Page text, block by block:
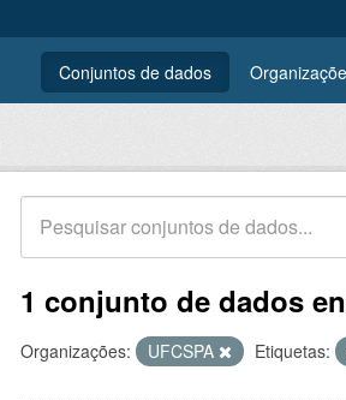
Conjuntos de dados
1 conjunto de dados
Organizações: UFCSPA Etiquetas: